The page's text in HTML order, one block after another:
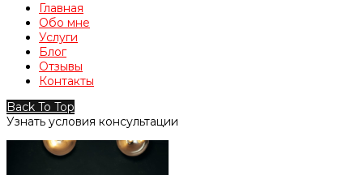
Главная
Обо мне
Услуги
Блог
Отзывы
Контакты
Back To Top
Узнать условия консультации